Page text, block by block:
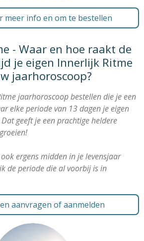
meer info en om te bestellen
- Waar en hoe raakt de
je eigen Innerlijk Ritme
jaarhoroscoop?
jaarhoroscoop bestellen die je een
elke periode van 13 dagen je eigen
geeft je een prachtige heldere
ergens midden in je levensjaar
de periode die al voorbij is in
aanvragen of aanmelden